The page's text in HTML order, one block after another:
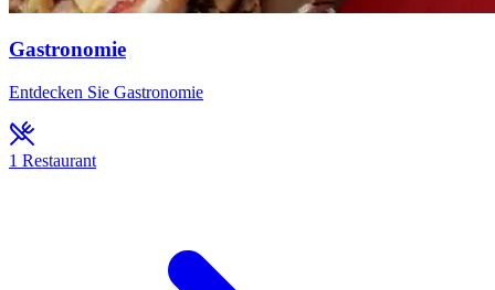
Gastronomie
Entdecken Sie Gastronomie
1 Restaurant